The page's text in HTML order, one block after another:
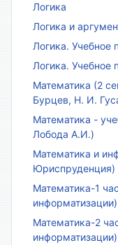
Логика
Логика и
Логика. Учебное
Логика. Учебное
Математика (2
Бурцев, Н. И.
Математика -
Лобода А.И.)
Математика и
Юриспруденция)
Математика-1
информатизации)
Математика-2
информатизации)